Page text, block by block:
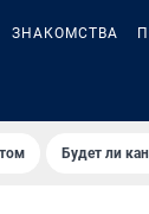
ЗНАКОМСТВА
Будет ли